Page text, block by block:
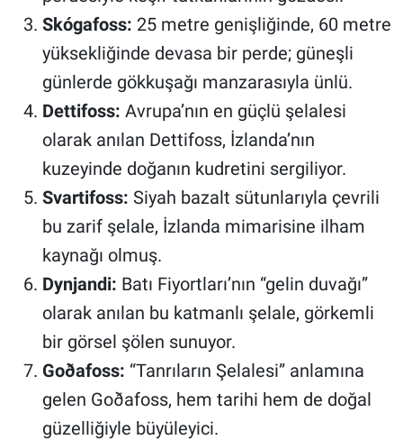
Skógafoss: 25 metre genişliğinde, 60 metre
yüksekliğinde devasa bir perde; güneşli
günlerde gökkuşağı manzarasıyla ünlü.
Dettifoss: Avrupa’nın en güçlü şelalesi
olarak anılan Dettifoss, İzlanda’nın
kuzeyinde doğanın kudretini sergiliyor.
Svartifoss: Siyah bazalt sütunlarıyla çevrili
bu zarif şelale, İzlanda mimarisine ilham
kaynağı olmuş.
Dynjandi: Batı Fiyortları’nın “gelin duvağı”
olarak anılan bu katmanlı şelale, görkemli
bir görsel şölen sunuyor.
Goðafoss: “Tanrıların Şelalesi” anlamına
gelen Goðafoss, hem tarihi hem de doğal
güzelliğiyle büyüleyici.